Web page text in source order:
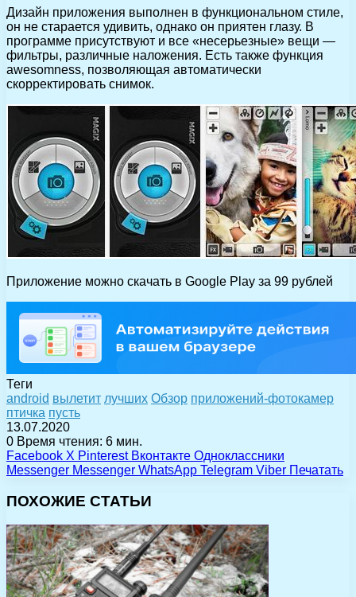
Дизайн приложения выполнен в функциональном стиле,
он не старается удивить, однако он приятен глазу. В
программе присутствуют и все «несерьезные» вещи —
фильтры, различные наложения. Есть также функция
awesomness, позволяющая автоматически
скорректировать снимок.
Приложение можно скачать в Google Play за 99 рублей
Теги
android вылетит лучших Обзор приложений-фотокамер
птичка пусть
13.07.2020
0 Время чтения: 6 мин.
Facebook X Pinterest Вконтакте Одноклассники
Messenger Messenger WhatsApp Telegram Viber Печатать
ПОХОЖИЕ СТАТЬИ